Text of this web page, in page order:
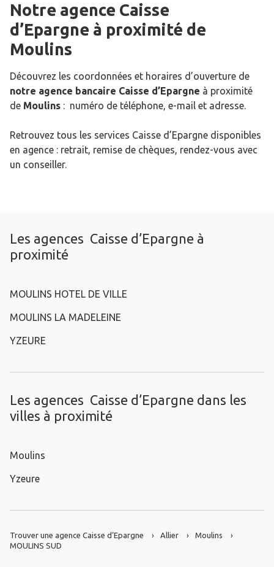
Notre agence Caisse
d’Epargne à proximité de
Moulins
Découvrez les coordonnées et horaires d’ouverture de
notre agence bancaire Caisse d’Epargne à proximité
de Moulins : numéro de téléphone, e-mail et adresse.
Retrouvez tous les services Caisse d’Epargne disponibles
en agence : retrait, remise de chèques, rendez-vous avec
un conseiller.
Les agences Caisse d’Epargne à
proximité
MOULINS HOTEL DE VILLE
MOULINS LA MADELEINE
YZEURE
Les agences Caisse d’Epargne dans les
villes à proximité
Moulins
Yzeure
Trouver une agence Caisse d’Epargne Allier
Moulins
MOULINS SUD